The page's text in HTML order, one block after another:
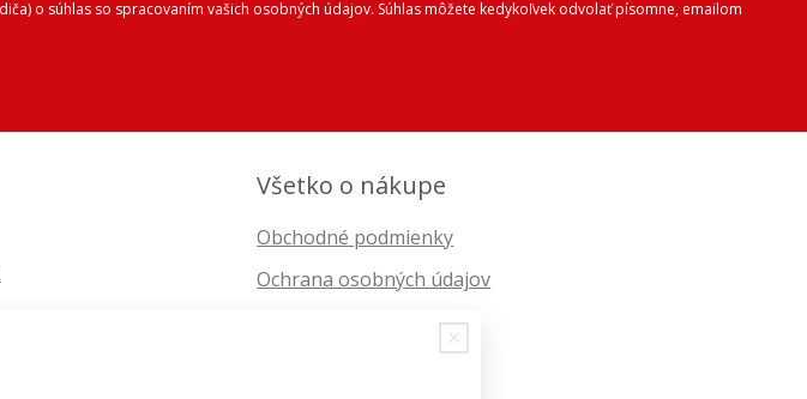
o súhlas so spracovaním vašich osobných údajov. Súhlas môžete kedykoľvek odvolať písomne, emailom
Všetko o nákupe
Obchodné podmienky
Ochrana osobných údajov